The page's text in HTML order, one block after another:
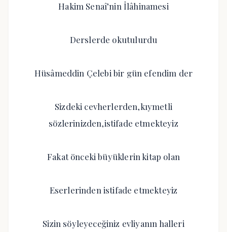
Hakim Senaî’nin İlâhinamesi
Derslerde okutulurdu
Hüsâmeddin Çelebi bir gün efendim der
Sizdeki cevherlerden,kıymetli
sözlerinizden,istifade etmekteyiz
Fakat önceki büyüklerin kitap olan
Eserlerinden istifade etmekteyiz
Sizin söyleyeceğiniz evliyanın halleri